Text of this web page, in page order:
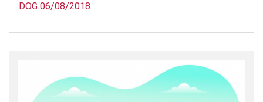
DOG 06/08/2018